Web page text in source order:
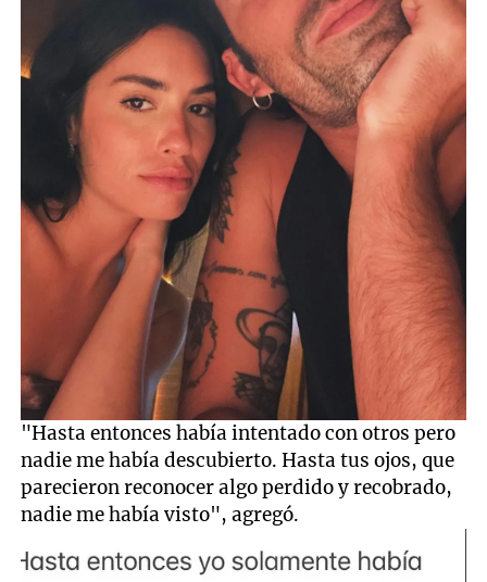
"Hasta entonces había intentado con otros pero
nadie me había descubierto. Hasta tus ojos, que
parecieron reconocer algo perdido y recobrado,
nadie me había visto", agregó.